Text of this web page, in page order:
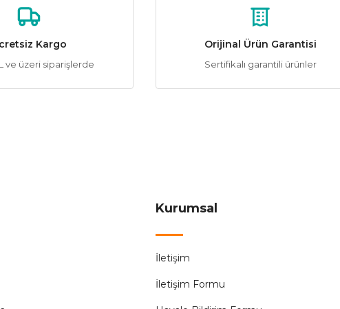
Kargo
ve üzeri siparişlerde
Orijinal Ürün Garantisi
Sertifikalı garantili ürünler
Kurumsal
İletişim
İletişim Formu